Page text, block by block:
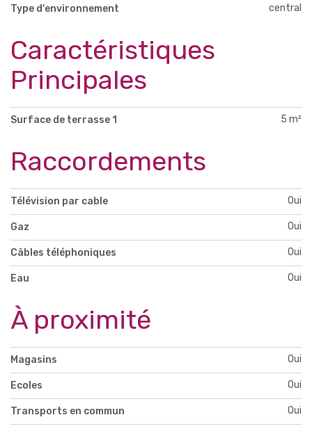
Type d'environnement central
Caractéristiques
Principales
Surface de terrasse 1 5 m²
Raccordements
Télévision par cable Oui
Gaz Oui
Câbles téléphoniques Oui
Eau Oui
À proximité
Magasins Oui
Ecoles Oui
Transports en commun Oui